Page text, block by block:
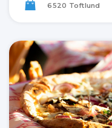
6520 Toftlund